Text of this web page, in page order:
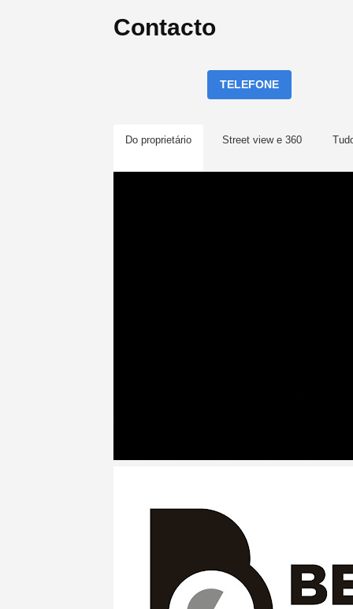
Contacto
TELEFONE
Do proprietário Street view e 360